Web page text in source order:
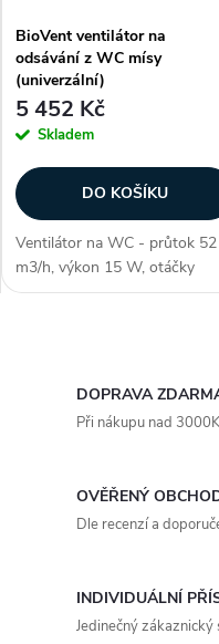
í
p
r
o
d
u
s
p
r
o
d
BioVent ventilátor na
odsávání z WC mísy
(univerzální)
5 452 Kč
Skladem
DO KOŠÍKU
Ventilátor na WC - průtok 52
m3/h, výkon 15 W, otáčky
2400/min, hlučnost 19 db(A),
pro systémy...DOPRAVA
Při nákupu nad
OVĚŘENÝ
Dle recenzí a
INDIVIDUÁLNÍ
Jedinečný zákaznický